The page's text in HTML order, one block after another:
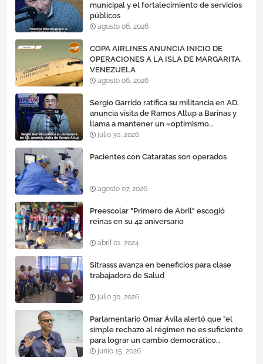
municipal y el fortalecimiento de servicios
públicos
agosto 06, 2026
COPA AIRLINES ANUNCIA INICIO DE
OPERACIONES A LA ISLA DE MARGARITA,
VENEZUELA
agosto 06, 2026
Sergio Garrido ratifica su militancia en AD,
anuncia visita de Ramos Allup a Barinas y
llama a mantener un «optimismo
cauteloso»
julio 30, 2026
Pacientes con Cataratas son operados
agosto 07, 2026
Preescolar "Primero de Abril" escogió
reinas en su 42 aniversario
abril 01, 2024
Sitrasss avanza en beneficios para clase
trabajadora de Salud
julio 30, 2026
Parlamentario Omar Ávila alertó que "el
simple rechazo al régimen no es suficiente
para lograr un cambio democrático
efectivo"
junio 15, 2026